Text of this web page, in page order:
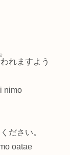
われますよう
nimo
ださい。
oatae